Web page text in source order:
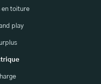
en toiture
play